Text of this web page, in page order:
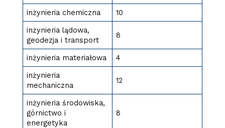
inżynieria chemiczna
10
inżynieria lądowa,
geodezja i transport
8
inżynieria materiałowa
4
inżynieria
mechaniczna
12
inżynieria środowiska,
górnictwo i
energetyka
8